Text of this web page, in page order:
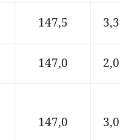
147,5
3,3
147,0
2,0
147,0 3,0